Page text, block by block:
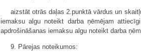
aizstāt otrās daļas 2.punktā vārdus un
iemaksu algu noteikt darba ņēmējam
apdrošināšanas iemaksu algu noteikt darba
9. Pārejas noteikumos: